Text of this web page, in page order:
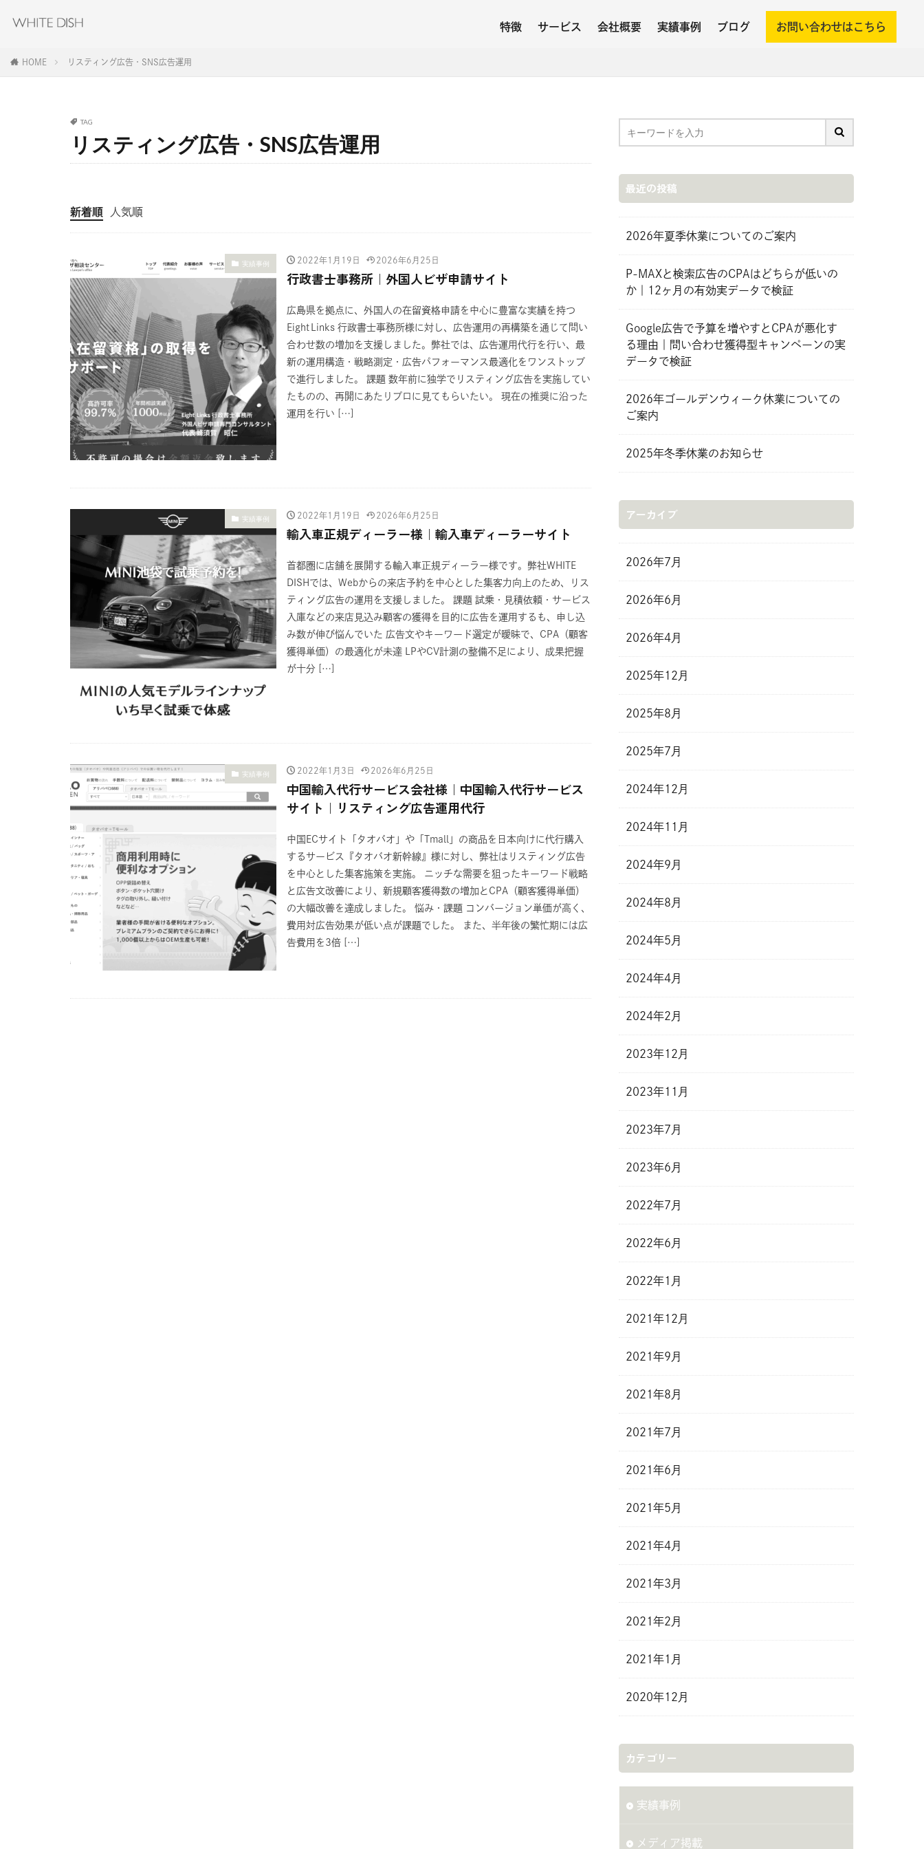
特徴 サービス 会社概要 実績事例 ブログ お問い合わせはこちら
HOME リスティング広告・SNS広告運用
TAG
リスティング広告・SNS広告運用
新着順 人気順
実績事例 2022年1月19日 2026年6月25日
行政書士事務所｜外国人ビザ申請サイト
広島県を拠点に、外国人の在留資格申請を中心に豊富な実績を持つ
Eight Links 行政書士事務所様に対し、広告運用の再構築を通じて問い
合わせ数の増加を支援しました。弊社では、広告運用代行を行い、最
新の運用構造・戦略測定・広告パフォーマンス最適化をワンストップ
で進行しました。 課題 数年前に独学でリスティング広告を実施してい
たものの、再開にあたりプロに見てもらいたい。 現在の推奨に沿った
運用を行い […]
実績事例 2022年1月19日 2026年6月25日
輸入車正規ディーラー様｜輸入車ディーラーサイト
首都圏に店舗を展開する輸入車正規ディーラー様です。弊社WHITE
DISHでは、Webからの来店予約を中心とした集客力向上のため、リス
ティング広告の運用を支援しました。 課題 試乗・見積依頼・サービス
入庫などの来店見込み顧客の獲得を目的に広告を運用するも、申し込
み数が伸び悩んでいた 広告文やキーワード選定が曖昧で、CPA（顧客
獲得単価）の最適化が未達 LPやCV計測の整備不足により、成果把握
が十分 […]
実績事例 2022年1月3日 2026年6月25日
中国輸入代行サービス会社様｜中国輸入代行サービス
サイト｜リスティング広告運用代行
中国ECサイト「タオバオ」や「Tmall」の商品を日本向けに代行購入
するサービス『タオバオ新幹線』様に対し、弊社はリスティング広告
を中心とした集客施策を実施。 ニッチな需要を狙ったキーワード戦略
と広告文改善により、新規顧客獲得数の増加とCPA（顧客獲得単価）
の大幅改善を達成しました。 悩み・課題 コンバージョン単価が高く、
費用対広告効果が低い点が課題でした。 また、半年後の繁忙期には広
告費用を3倍 […]
最近の投稿
2026年夏季休業についてのご案内
P-MAXと検索広告のCPAはどちらが低いの
か｜12ヶ月の有効実データで検証
Google広告で予算を増やすとCPAが悪化す
る理由｜問い合わせ獲得型キャンペーンの実
データで検証
2026年ゴールデンウィーク休業についての
ご案内
2025年冬季休業のお知らせ
アーカイブ
2026年7月
2026年6月
2026年4月
2025年12月
2025年8月
2025年7月
2024年12月
2024年11月
2024年9月
2024年8月
2024年5月
2024年4月
2024年2月
2023年12月
2023年11月
2023年7月
2023年6月
2022年7月
2022年6月
2022年1月
2021年12月
2021年9月
2021年8月
2021年7月
2021年6月
2021年5月
2021年4月
2021年3月
2021年2月
2021年1月
2020年12月
カテゴリー
実績事例
メディア掲載